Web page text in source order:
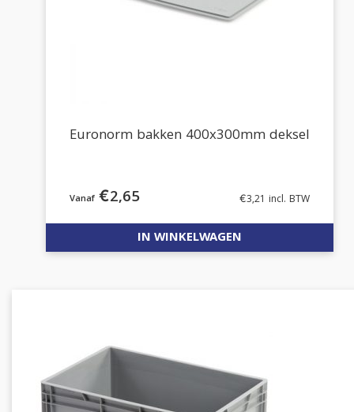
Euronorm bakken 400x300mm deksel
€2,65 €3,21 incl. BTW
IN WINKELWAGEN